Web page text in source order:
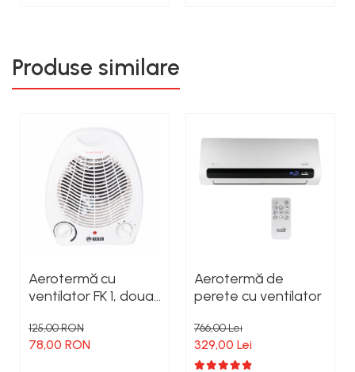
Produse similare
Aerotermă cu
ventilator FK 1, doua
1000W / 2000W
125,00 RON
78,00 RON
Aerotermă de
perete cu ventilator
766,00 Lei
329,00 Lei